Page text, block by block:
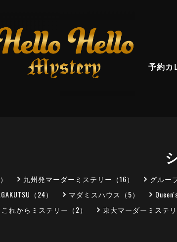
予約カ
九州発マーダーミステリー（16） グルー
（24） マダミスハウス（5）
これからミステリー（2）
東大マーダーミステ